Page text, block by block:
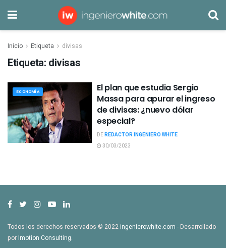
Inicio Etiqueta divisas
Etiqueta: divisas
ECONOMÍA
El plan que estudia Sergio
Massa para apurar el ingreso
de divisas: ¿nuevo dólar
especial?
DEREDACTOR INGENIERO WHITE
30/03/2023
Todos los derechos reservados © 2022ingenierowhite.com - Desarrollado
porImotion Consulting.